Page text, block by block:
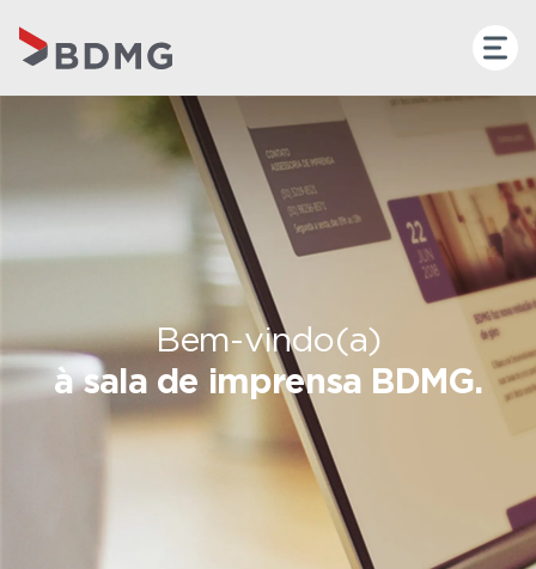
Bem-vindo(a)
à sala de imprensa BDMG.